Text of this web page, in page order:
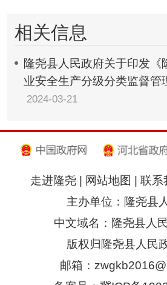
相关信息
隆尧县人民政府关于印发《
业安全生产分级分类监督管
2024-03-21
走进隆尧| 网站地图 联系
主办单位：隆尧县
中文域名：隆尧县人
版权归隆尧县人民
邮箱：